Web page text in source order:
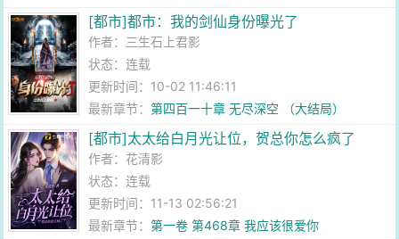
[都市]都市：我的剑仙身份曝光了
作者： 三生石上君影
状态：连载
更新时间：10-02 11:46:11
最新章节：第四百一十章 无尽深空 （大结局）
[都市]太太给白月光让位，贺总你怎么疯了
作者： 花清影
状态：连载
更新时间：11-13 02:56:21
最新章节：第一卷 第468章 我应该很爱你